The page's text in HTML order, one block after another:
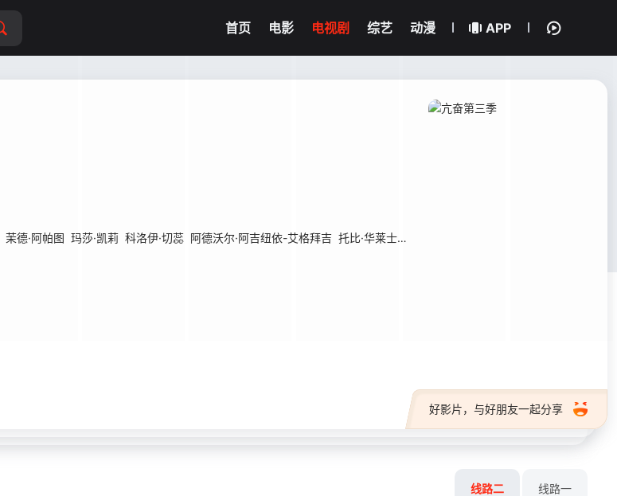
首页 电影 电视剧 综艺 动漫 APP
茉德·阿帕图 玛莎·凯莉 科洛伊·切蕊 阿德沃尔·阿吉纽依-艾格拜吉 托比·华莱士 科尔曼·多明戈
好影片，与好朋友一起分享
线路二 线路一